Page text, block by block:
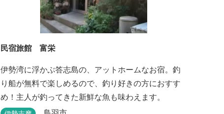
民宿旅館 富栄
伊勢湾に浮かぶ答志島の、アットホームなお宿。釣
り船が無料で楽しめるので、釣り好きの方におすす
め！主人が釣ってきた新鮮な魚も味わえます。